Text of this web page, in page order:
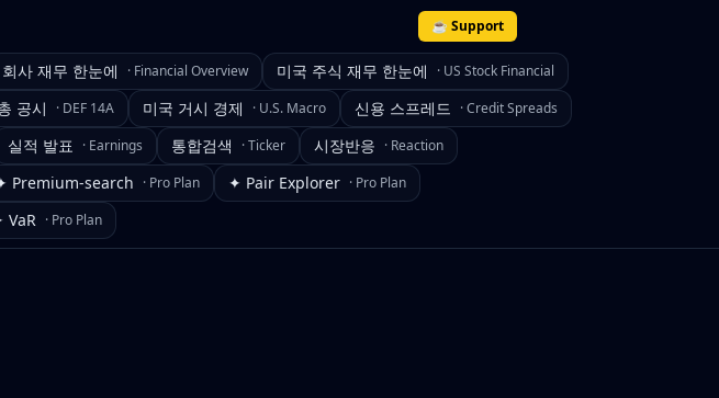
☕ Support
회사 재무 한눈에 · Financial Overview 미국 주식 재무 한눈에 · US Stock Financial
공시 · DEF 14A 미국 거시 경제 · U.S. Macro 신용 스프레드 ·Credit Spreads
실적 발표 · Earnings 통합검색 ·Ticker 시장반응 · Reaction
Premium-search · Pro Plan ✦ Pair Explorer · Pro Plan
VaR · Pro Plan